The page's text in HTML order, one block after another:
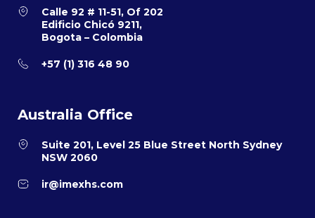
Calle 92 # 11-51, Of 202
Edificio Chicó 9211,
Bogota – Colombia
+57 (1) 316 48 90
Australia Office
Suite 201, Level 25 Blue Street North Sydney
NSW 2060
ir@imexhs.com